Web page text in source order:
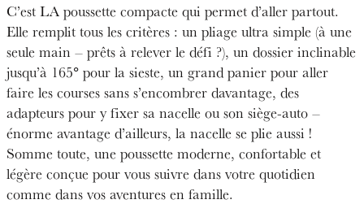
C’est LA poussette compacte qui permet d’aller partout.
Elle remplit tous les critères : un pliage ultra simple (à une
seule main – prêts à relever le défi ?), un dossier inclinable
jusqu’à 165° pour la sieste, un grand panier pour aller
faire les courses sans s’encombrer davantage, des
adapteurs pour y fixer sa nacelle ou son siège-auto –
énorme avantage d’ailleurs, la nacelle se plie aussi !
Somme toute, une poussette moderne, confortable et
légère conçue pour vous suivre dans votre quotidien
comme dans vos aventures en famille.